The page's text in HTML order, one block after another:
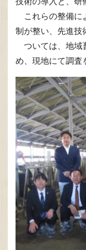
これらの整備に
制が整い、先進技
ついては、地域
め、現地にて調査